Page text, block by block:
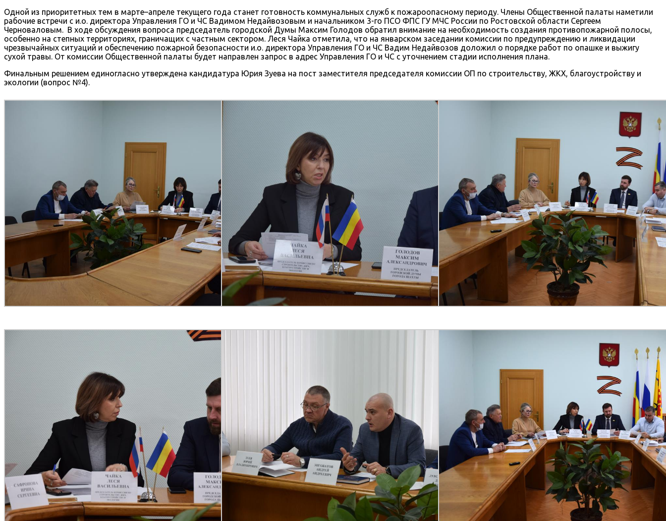
Одной из приоритетных тем в марте–апреле текущего года станет готовность коммунальных служб к пожароопасному периоду. Члены Общественной палаты наметили
рабочие встречи с и.о. директора Управления ГО и ЧС Вадимом Недайвозовым и начальником 3-го ПСО ФПС ГУ МЧС России по Ростовской области Сергеем
Черноваловым. В ходе обсуждения вопроса председатель городской Думы Максим Голодов обратил внимание на необходимость создания противопожарной полосы,
особенно на степных территориях, граничащих с частным сектором. Леся Чайка отметила, что на январском заседании комиссии по предупреждению и ликвидации
чрезвычайных ситуаций и обеспечению пожарной безопасности и.о. директора Управления ГО и ЧС Вадим Недайвозов доложил о порядке работ по опашке и выжигу
сухой травы. От комиссии Общественной палаты будет направлен запрос в адрес Управления ГО и ЧС с уточнением стадии исполнения плана.
Финальным решением единогласно утверждена кандидатура Юрия Зуева на пост заместителя председателя комиссии ОП по строительству, ЖКХ, благоустройству и
экологии (вопрос №4).